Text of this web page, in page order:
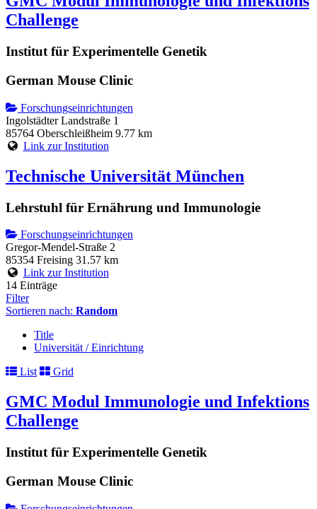
Challenge
Institut für Experimentelle Genetik
German Mouse Clinic
Forschungseinrichtungen
Ingolstädter Landstraße 1
85764 Oberschleißheim 9.77 km
Link zur Institution
Technische Universität München
Lehrstuhl für Ernährung und Immunologie
Forschungseinrichtungen
Gregor-Mendel-Straße 2
85354 Freising 31.57 km
Link zur Institution
14 Einträge
Filter
Sortieren nach: Random
Title
Universität / Einrichtung
List
Grid
GMC Modul Immunologie und Infektions
Challenge
Institut für Experimentelle Genetik
German Mouse Clinic